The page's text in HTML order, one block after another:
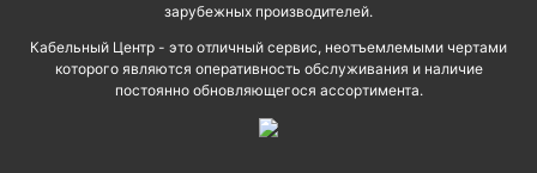
зарубежных производителей.
Кабельный Центр - это отличный сервис, неотъемлемыми чертами
которого являются оперативность обслуживания и наличие
постоянно обновляющегося ассортимента.